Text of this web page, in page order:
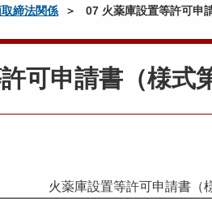
締法関係
07 火薬庫設置等許可申
可申請書（様式
火薬庫設置等許可申請書（